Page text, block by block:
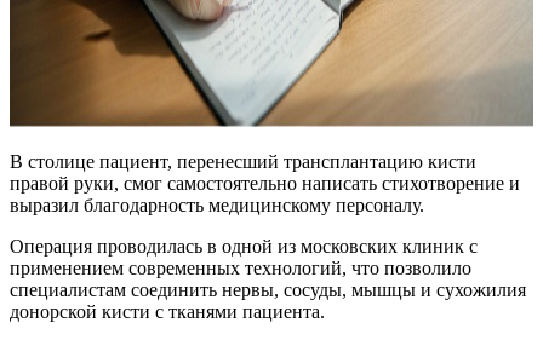
В столице пациент, перенесший трансплантацию кисти
правой руки, смог самостоятельно написать стихотворение и
выразил благодарность медицинскому персоналу.
Операция проводилась в одной из московских клиник с
применением современных технологий, что позволило
специалистам соединить нервы, сосуды, мышцы и сухожилия
донорской кисти с тканями пациента.